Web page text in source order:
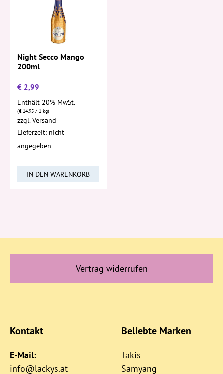
Night Secco Mango
200ml
€ 2,99
Enthält 20% MwSt.
(€14,95 / 1 kg)
zzgl.Versand
Lieferzeit: nicht
angegeben
IN DEN WARENKORB
Vertrag widerrufen
Kontakt
E-Mail:
info@lackys.at
Beliebte Marken
Takis
Samyang